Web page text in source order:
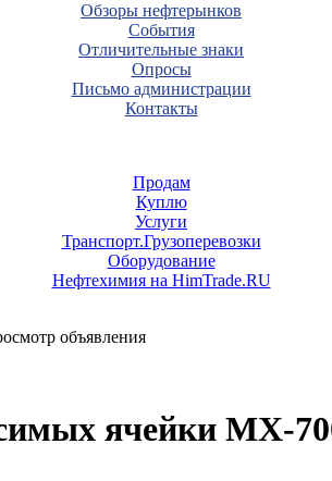
Обзоры нефтерынков
События
Отличительные знаки
Опросы
Письмо администрации
Контакты
Продам
Куплю
Услуги
Транспорт.Грузоперевозки
Оборудование
Нефтехимия на HimTrade.RU
объявления
ячейки МХ-